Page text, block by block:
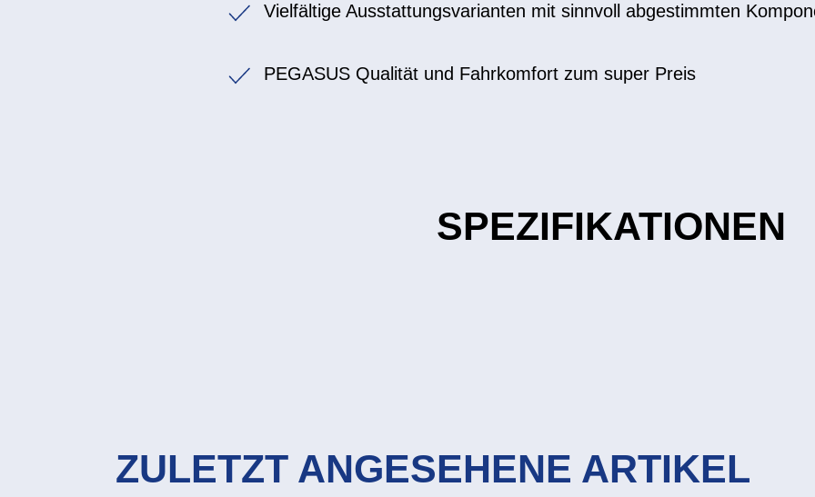
Vielfältige Ausstattungsvarianten mit sinnvoll abgestimmten
PEGASUS Qualität und Fahrkomfort zum super Preis
SPEZIFIKATIONEN
ZULETZT ANGESEHENE ARTIKEL